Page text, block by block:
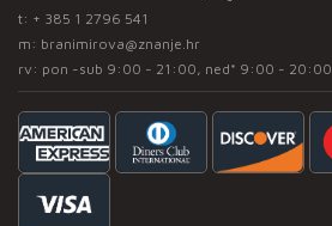
t: + 385 1 2796 541
m: branimirova@znanje.hr
rv: pon -sub 9:00 - 21:00, ned* 9:00 - 20:00